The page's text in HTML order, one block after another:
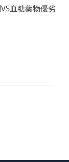
血糖藥物優劣